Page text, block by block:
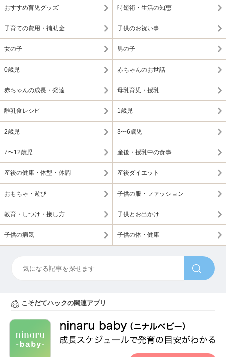
おすすめ育児グッズ 時短術・生活の知恵
子育ての費用・補助金 子供のお祝い事
女の子 男の子
0歳児 赤ちゃんのお世話
赤ちゃんの成長・発達 母乳育児・授乳
離乳食レシピ 1歳児
2歳児 3〜6歳児
7〜12歳児 産後・授乳中の食事
産後の健康・体型・体調 産後ダイエット
おもちゃ・遊び 子供の服・ファッション
教育・しつけ・接し方 子供とお出かけ
子供の病気 子供の体・健康
こそだてハックの関連アプリ